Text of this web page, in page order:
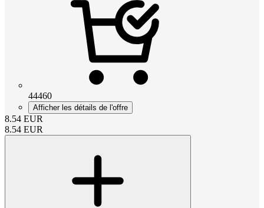
44460
Afficher les détails de l'offre
8.54 EUR
8.54 EUR